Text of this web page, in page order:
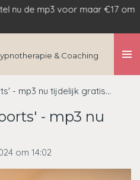
& Coaching
nu de mp3 voor maar €17 om
- mp3 nu tijdelijk gratis...
- mp3 nu
om 14:02